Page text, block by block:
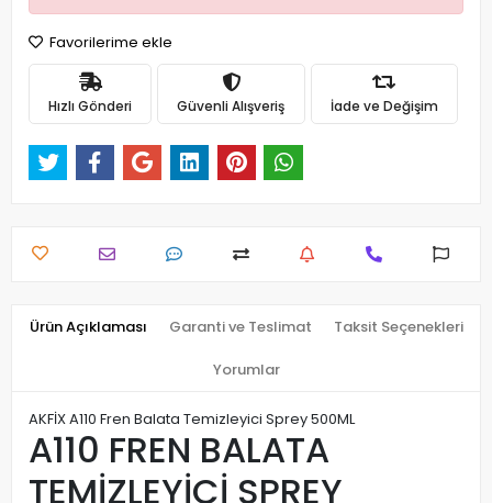
Favorilerime ekle
Hızlı Gönderi Güvenli Alışveriş İade ve Değişim
Ürün Açıklaması Garanti ve Teslimat Taksit Seçenekleri
Yorumlar
AKFİX A110 Fren Balata Temizleyici Sprey 500ML
A110 FREN BALATA
TEMİZLEYİCİ SPREY